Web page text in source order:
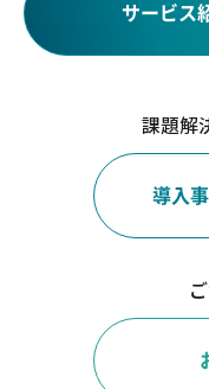
サービス
課題解
導入